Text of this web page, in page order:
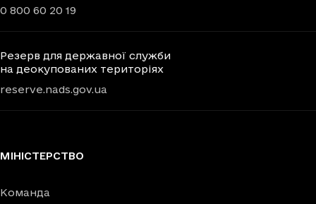
0 800 60 20 19
Резерв для державної служби
на деокупованих територіях
reserve.nads.gov.ua
МІНІСТЕРСТВО
Команда